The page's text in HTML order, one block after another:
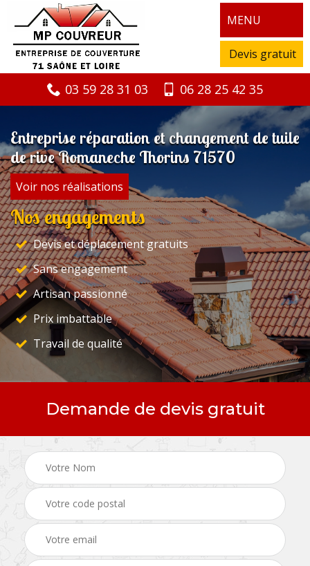
MENU
Devis gratuit
03 59 28 31 03 06 28 25 42 35
Entreprise réparation et changement de tuile
de rive Romaneche Thorins 71570
Voir nos réalisations
Nos engagements
Devis et déplacement gratuits
Sans engagement
Artisan passionné
Prix imbattable
Travail de qualité
Demande de devis gratuit